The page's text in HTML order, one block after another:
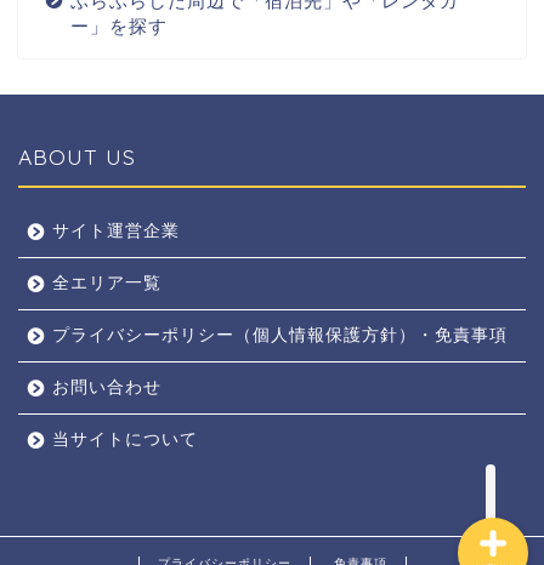
ー」を探す
ABOUT US
サイト運営企業
全エリア一覧
プライバシーポリシー（個人情報保護方針）・免責事項
お問い合わせ
当サイトについて
奈良